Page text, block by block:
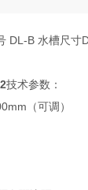
DL-B 水槽尺寸
技术参数：
（可调）